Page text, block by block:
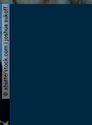
© shutterstock.com | joshua sukoff